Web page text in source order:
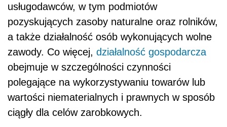
usługodawców, w tym podmiotów
pozyskujących zasoby naturalne oraz rolników,
a także działalność osób wykonujących wolne
zawody. Co więcej, działalność gospodarcza
obejmuje w szczególności czynności
polegające na wykorzystywaniu towarów lub
wartości niematerialnych i prawnych w sposób
ciągły dla celów zarobkowych.